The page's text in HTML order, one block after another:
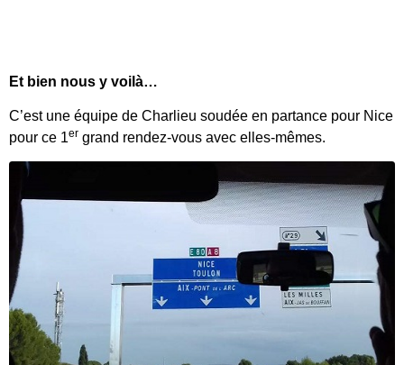
Et bien nous y voilà…
C’est une équipe de Charlieu soudée en partance pour Nice
pour ce 1er grand rendez-vous avec elles-mêmes.